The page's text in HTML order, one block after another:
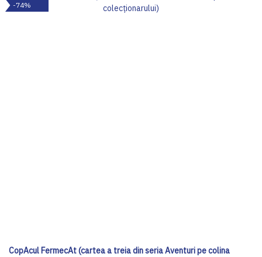
-74%
CopAcul FermecAt (cartea a treia din seria Aventuri pe colina